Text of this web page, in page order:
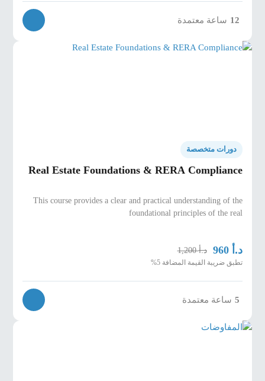
12 ساعة معتمدة
دورات متخصصة
Real Estate Foundations & RERA Compliance
This course provides a clear and practical understanding of the
foundational principles of the real
د.أ 960 د.أ1,200
تطبق ضريبة القيمة المضافة 5%
5 ساعة معتمدة